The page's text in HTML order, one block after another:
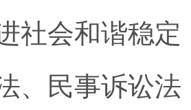
社会和谐稳
、民事诉讼